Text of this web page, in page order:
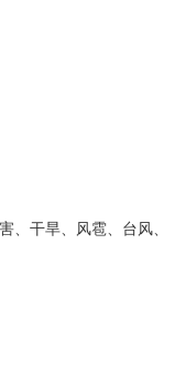
干旱、风雹、台风、